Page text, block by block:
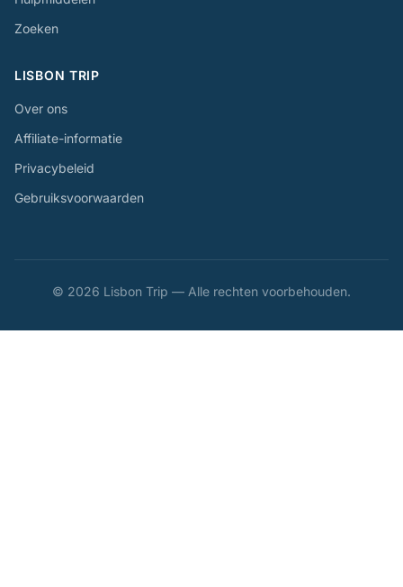
Zoeken
LISBON TRIP
Over ons
Affiliate-informatie
Privacybeleid
Gebruiksvoorwaarden
© 2026 Lisbon Trip — Alle rechten voorbehouden.